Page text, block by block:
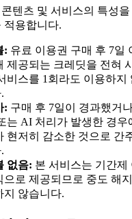
텐츠 및 서비스의 특성
적용합니다.
: 유료 이용권 구매 후 7일
제공되는 크레딧을 전혀
비스를 1회라도 이용하지
: 구매 후 7일이 경과했거
는 AI 처리가 발생한 경우
현저히 감소한 것으로 간
없음: 본 서비스는 기간제
으로 제공되므로 중도 해
지 않습니다.